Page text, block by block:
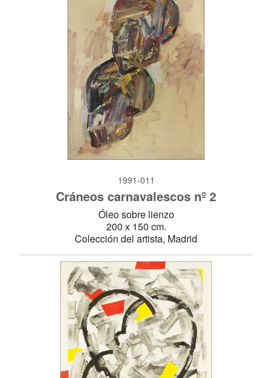
1991-011
Cráneos carnavalescos nº 2
Óleo sobre lienzo
200 x 150 cm.
Colección del artista, Madrid